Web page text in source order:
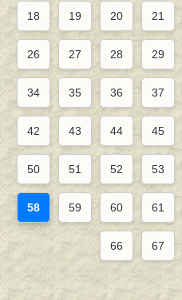
18 19 20 21
26 27 28 29
34 35 36 37
42 43 44 45
50 51 52 53
58 59 60 61
66 67